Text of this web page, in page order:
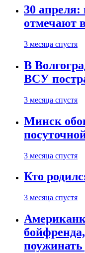
30 апреля:
отмечают
3 месяца спустя
В
ВСУ
3 месяца спустя
Минск
3 месяца спустя
Кто
3 месяца спустя
поужинать